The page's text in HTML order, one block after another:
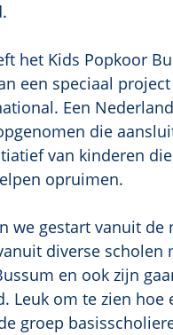
het Kids Popkoor
een speciaal
Een
die
van kinderen
opruimen.
we gestart vanuit de
diverse scholen
en ook zijn
Leuk om te zien hoe
groep